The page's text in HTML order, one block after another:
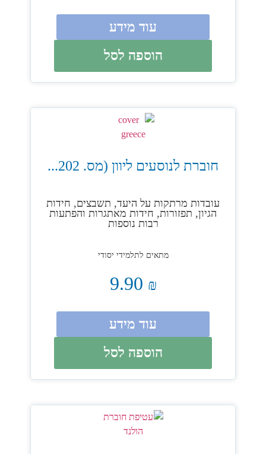
עוד מידע
הוספה לסל
חוברת לנוסעים ליוון (מס. 202...
עובדות מרתקות על היעד, תשבצים, חידות
הגיון, תפזורות, חידות מאתגרות והפתעות
רבות נוספות
מתאים לתלמידי יסודי
₪
עוד מידע
הוספה לסל